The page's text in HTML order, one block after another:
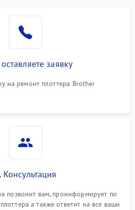
заявку
на ремонт плоттера Brother
Консультация
позвонит вам, проинформирует по
а также ответит на все ваши